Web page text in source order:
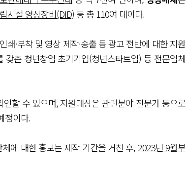
시설 영상장비(DID) 등 총 110여 대이다.
·부착 및 영상 제작·송출 등 광고 전반에 대한 지원
춘 청년창업 초기기업(청년스타트업) 등 전문업체
인할 수 있으며, 지원대상은 관련분야 전문가 등으로
정이다.
에 대한 홍보는 제작 기간을 거친 후, 2023년 9월부